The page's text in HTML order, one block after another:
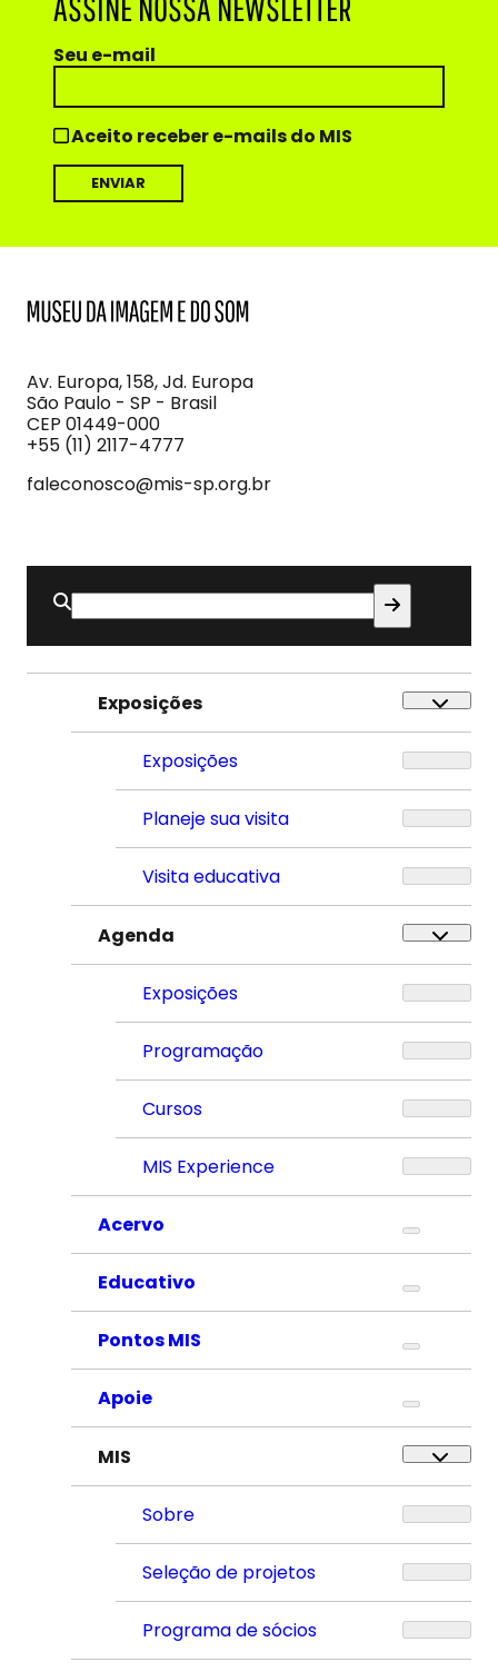
Seu e-mail
Aceito receber e-mails do MIS
Imagem
e
do
Som
Av. Europa, 158, Jd. Europa
São Paulo - SP - Brasil
CEP 01449-000
+55 (11) 2117-4777
faleconosco@mis-sp.org.br
Buscar
por:
Exposições
Exposições
Planeje sua visita
Visita educativa
Agenda
Exposições
Programação
Cursos
MIS Experience
Acervo
Educativo
Pontos MIS
Apoie
MIS
Sobre
Seleção de projetos
Programa de sócios